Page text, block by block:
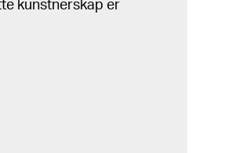
kunstnerskap er